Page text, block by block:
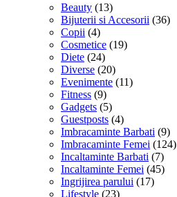
Beauty (13)
Bijuterii si Accesorii (36)
Copii (4)
Cosmetice (19)
Diete (24)
Diverse (20)
Evenimente (11)
Fitness (9)
Gadgets (5)
Guestposts (4)
Imbracaminte Barbati (9)
Imbracaminte Femei (124)
Incaltaminte Barbati (7)
Incaltaminte Femei (45)
Ingrijirea parului (17)
Lifestyle (23)